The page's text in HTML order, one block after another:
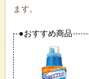
ます。
●おすすめ商品